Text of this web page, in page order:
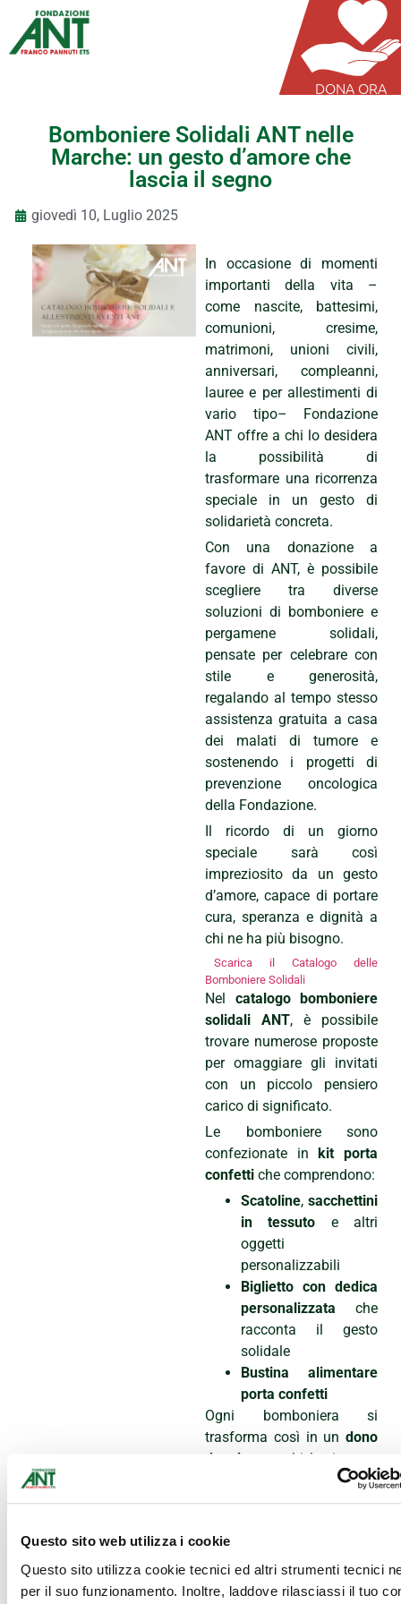
Questo sito web utilizza i cookie
Questo sito utilizza cookie tecnici ed altri strumenti tecnici
per il suo funzionamento. Inoltre, laddove rilasciassi il tuo
DONA ORA
Bomboniere Solidali ANT nelle
Marche: un gesto d’amore che
lascia il segno
giovedì 10, Luglio 2025
In occasione di momenti
importanti della vita –
come nascite, battesimi,
comunioni, cresime,
matrimoni, unioni civili,
anniversari, compleanni,
lauree e per allestimenti di
vario tipo– Fondazione
ANT offre a chi lo desidera
la possibilità di
trasformare una ricorrenza
speciale in un gesto di
solidarietà concreta.
Con una donazione a
favore di ANT, è possibile
scegliere tra diverse
soluzioni di bomboniere e
pergamene solidali,
pensate per celebrare con
stile e generosità,
regalando al tempo stesso
assistenza gratuita a casa
dei malati di tumore e
sostenendo i progetti di
prevenzione oncologica
della Fondazione.
Il ricordo di un giorno
speciale sarà così
impreziosito da un gesto
d’amore, capace di portare
cura, speranza e dignità a
chi ne ha più bisogno.
Scarica il Catalogo delle
Bomboniere Solidali
Nel catalogo bomboniere
solidali ANT, è possibile
trovare numerose proposte
per omaggiare gli invitati
con un piccolo pensiero
carico di significato.
Le bomboniere sono
confezionate inkit porta
confetti che comprendono:
Scatoline, sacchettini
in tessuto e altri
oggetti
personalizzabili
Biglietto con dedica
personalizzata che
racconta il gesto
solidale
Bustina alimentare
porta confetti
Ogni bomboniera si
trasforma così in un dono
doppio
: per chi la riceve e
per chi, grazie a quel gesto,
potrà contare su un aiuto
semplice che